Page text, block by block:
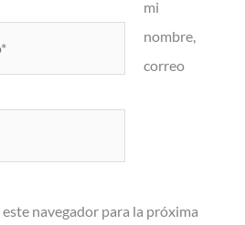
mi
nombre,
correo
navegador para la próxima